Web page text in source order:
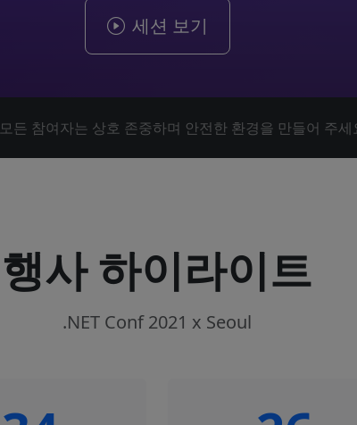
세션 보기
모든 참여자는 상호 존중하며 안전한 환경을 만들어 주세
행사 하이라이트
.NET Conf 2021 x Seoul